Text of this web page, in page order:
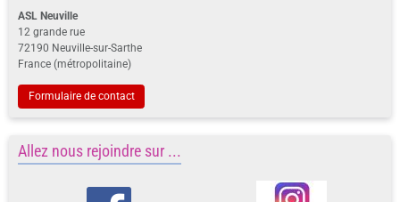
ASL Neuville
12 grande rue
72190 Neuville-sur-Sarthe
France (métropolitaine)
Formulaire de contact
Allez nous rejoindre sur ...